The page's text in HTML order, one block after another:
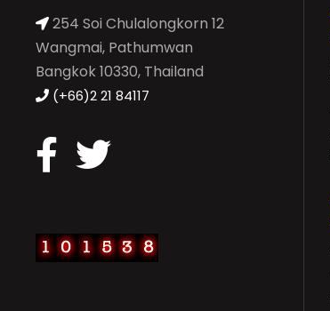
254 Soi Chulalongkorn 12
Wangmai, Pathumwan
Bangkok 10330, Thailand
(+66)2 21 84117